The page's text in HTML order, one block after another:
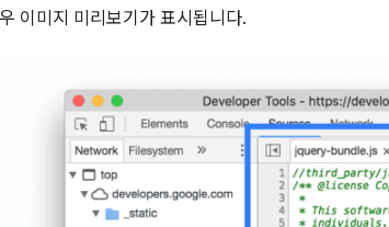
우 이미지 미리보기가 표시됩니다.